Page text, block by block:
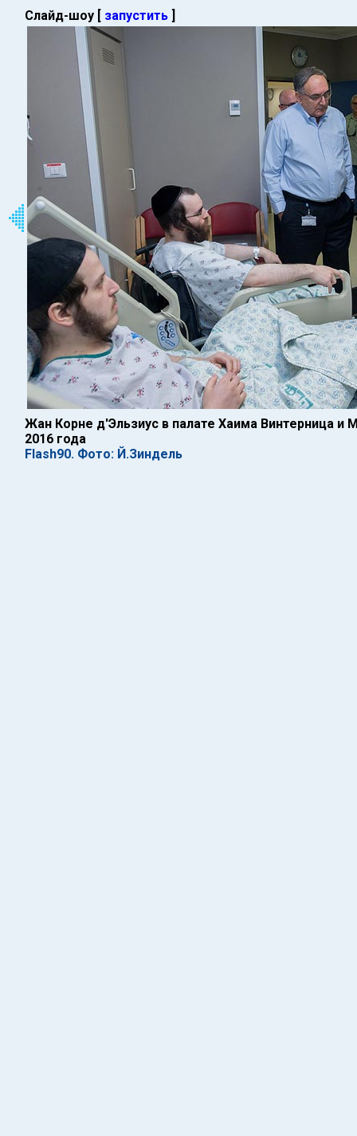
Слайд-шоу [ запустить ]
Жан Корне д'Эльзиус в палате Хаима Винтерница и
2016 года
Flash90. Фото: Й.Зиндель